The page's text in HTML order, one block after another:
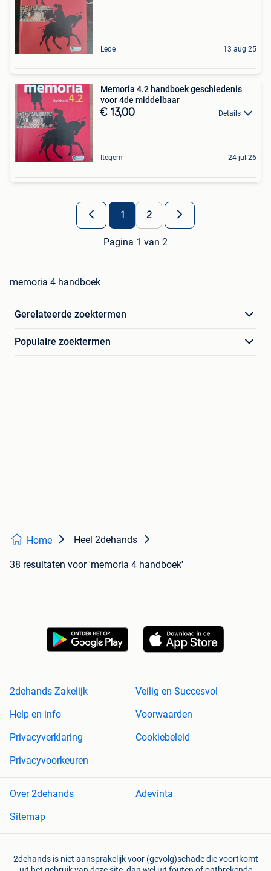
Lede 13 aug 25
Memoria 4.2 handboek geschiedenis
voor 4de middelbaar
€ 13,00 Details
Itegem 24 jul 26
1 2
Pagina 1 van 2
memoria 4 handboek
Gerelateerde zoektermen
Populaire zoektermen
Home Heel 2dehands
38 resultaten voor 'memoria 4 handboek'
2dehands Zakelijk
Veilig en Succesvol
Help en info
Voorwaarden
Privacyverklaring
Cookiebeleid
Privacyvoorkeuren
Over 2dehands
Adevinta
Sitemap
2dehands is niet aansprakelijk voor (gevolg)schade die voortkomt